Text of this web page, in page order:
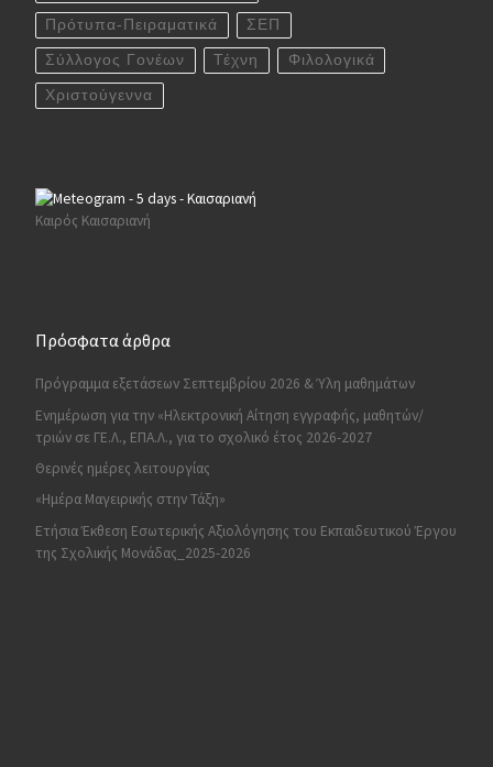
Πρότυπα-Πειραματικά ΣΕΠ
Σύλλογος Γονέων Τέχνη Φιλολογικά
Χριστούγεννα
Καιρός Καισαριανή
Πρόσφατα άρθρα
Πρόγραμμα εξετάσεων Σεπτεμβρίου 2026 & Ύλη μαθημάτων
Ενημέρωση για την «Ηλεκτρονική Αίτηση εγγραφής, μαθητών/
τριών σε ΓΕ.Λ., ΕΠΑ.Λ., για το σχολικό έτος 2026-2027
Θερινές ημέρες λειτουργίας
«Ημέρα Μαγειρικής στην Τάξη»
Ετήσια Έκθεση Εσωτερικής Αξιολόγησης του Εκπαιδευτικού Έργου
της Σχολικής Μονάδας_2025-2026